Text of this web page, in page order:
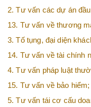
2. Tư vấn các dự án
tư nước ngoài (FDI);
13. Tư vấn về thương
3. Tố tụng, đại diện
vệ tối đa các quyền và
14. Tư vấn về tài chính
4. Tư vấn pháp luật
15. Tư vấn về bảo hiểm;
5. Tư vấn tái cơ cấu